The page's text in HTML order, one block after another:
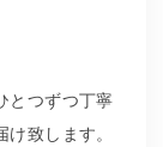
とつずつ丁寧
致します。